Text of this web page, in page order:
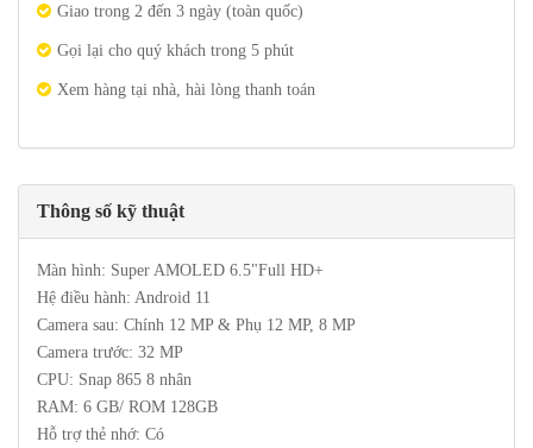
Giao trong 2 đến 3 ngày (toàn quốc)
Gọi lại cho quý khách trong 5 phút
Xem hàng tại nhà, hài lòng thanh toán
Thông số kỹ thuật
Màn hình: Super AMOLED 6.5"Full HD+
Hệ điều hành: Android 11
Camera sau: Chính 12 MP & Phụ 12 MP, 8 MP
Camera trước: 32 MP
CPU: Snap 865 8 nhân
RAM: 6 GB/ ROM 128GB
Hỗ trợ thẻ nhớ: Có